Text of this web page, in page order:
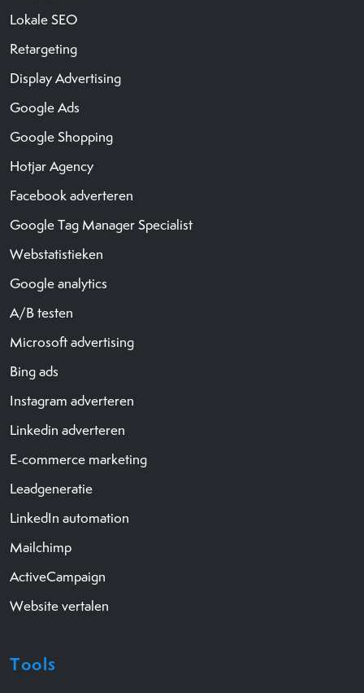
Lokale SEO
Retargeting
Display Advertising
Google Ads
Google Shopping
Hotjar Agency
Facebook adverteren
Google Tag Manager Specialist
Webstatistieken
Google analytics
A/B testen
Microsoft advertising
Bing ads
Instagram adverteren
Linkedin adverteren
E-commerce marketing
Leadgeneratie
LinkedIn automation
Mailchimp
ActiveCampaign
Website vertalen
Tools